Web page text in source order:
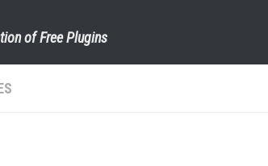
of Free Plugins